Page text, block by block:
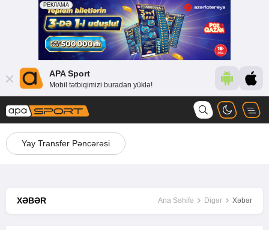
APA Sport
Mobil tətbiqimizi buradan yüklə!
Yay Transfer Pəncərəsi
XƏBƏR Ana Səhifə Digər Xəbər